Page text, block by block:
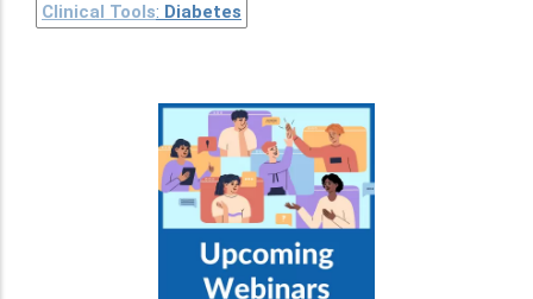
Clinical Tools: Diabetes